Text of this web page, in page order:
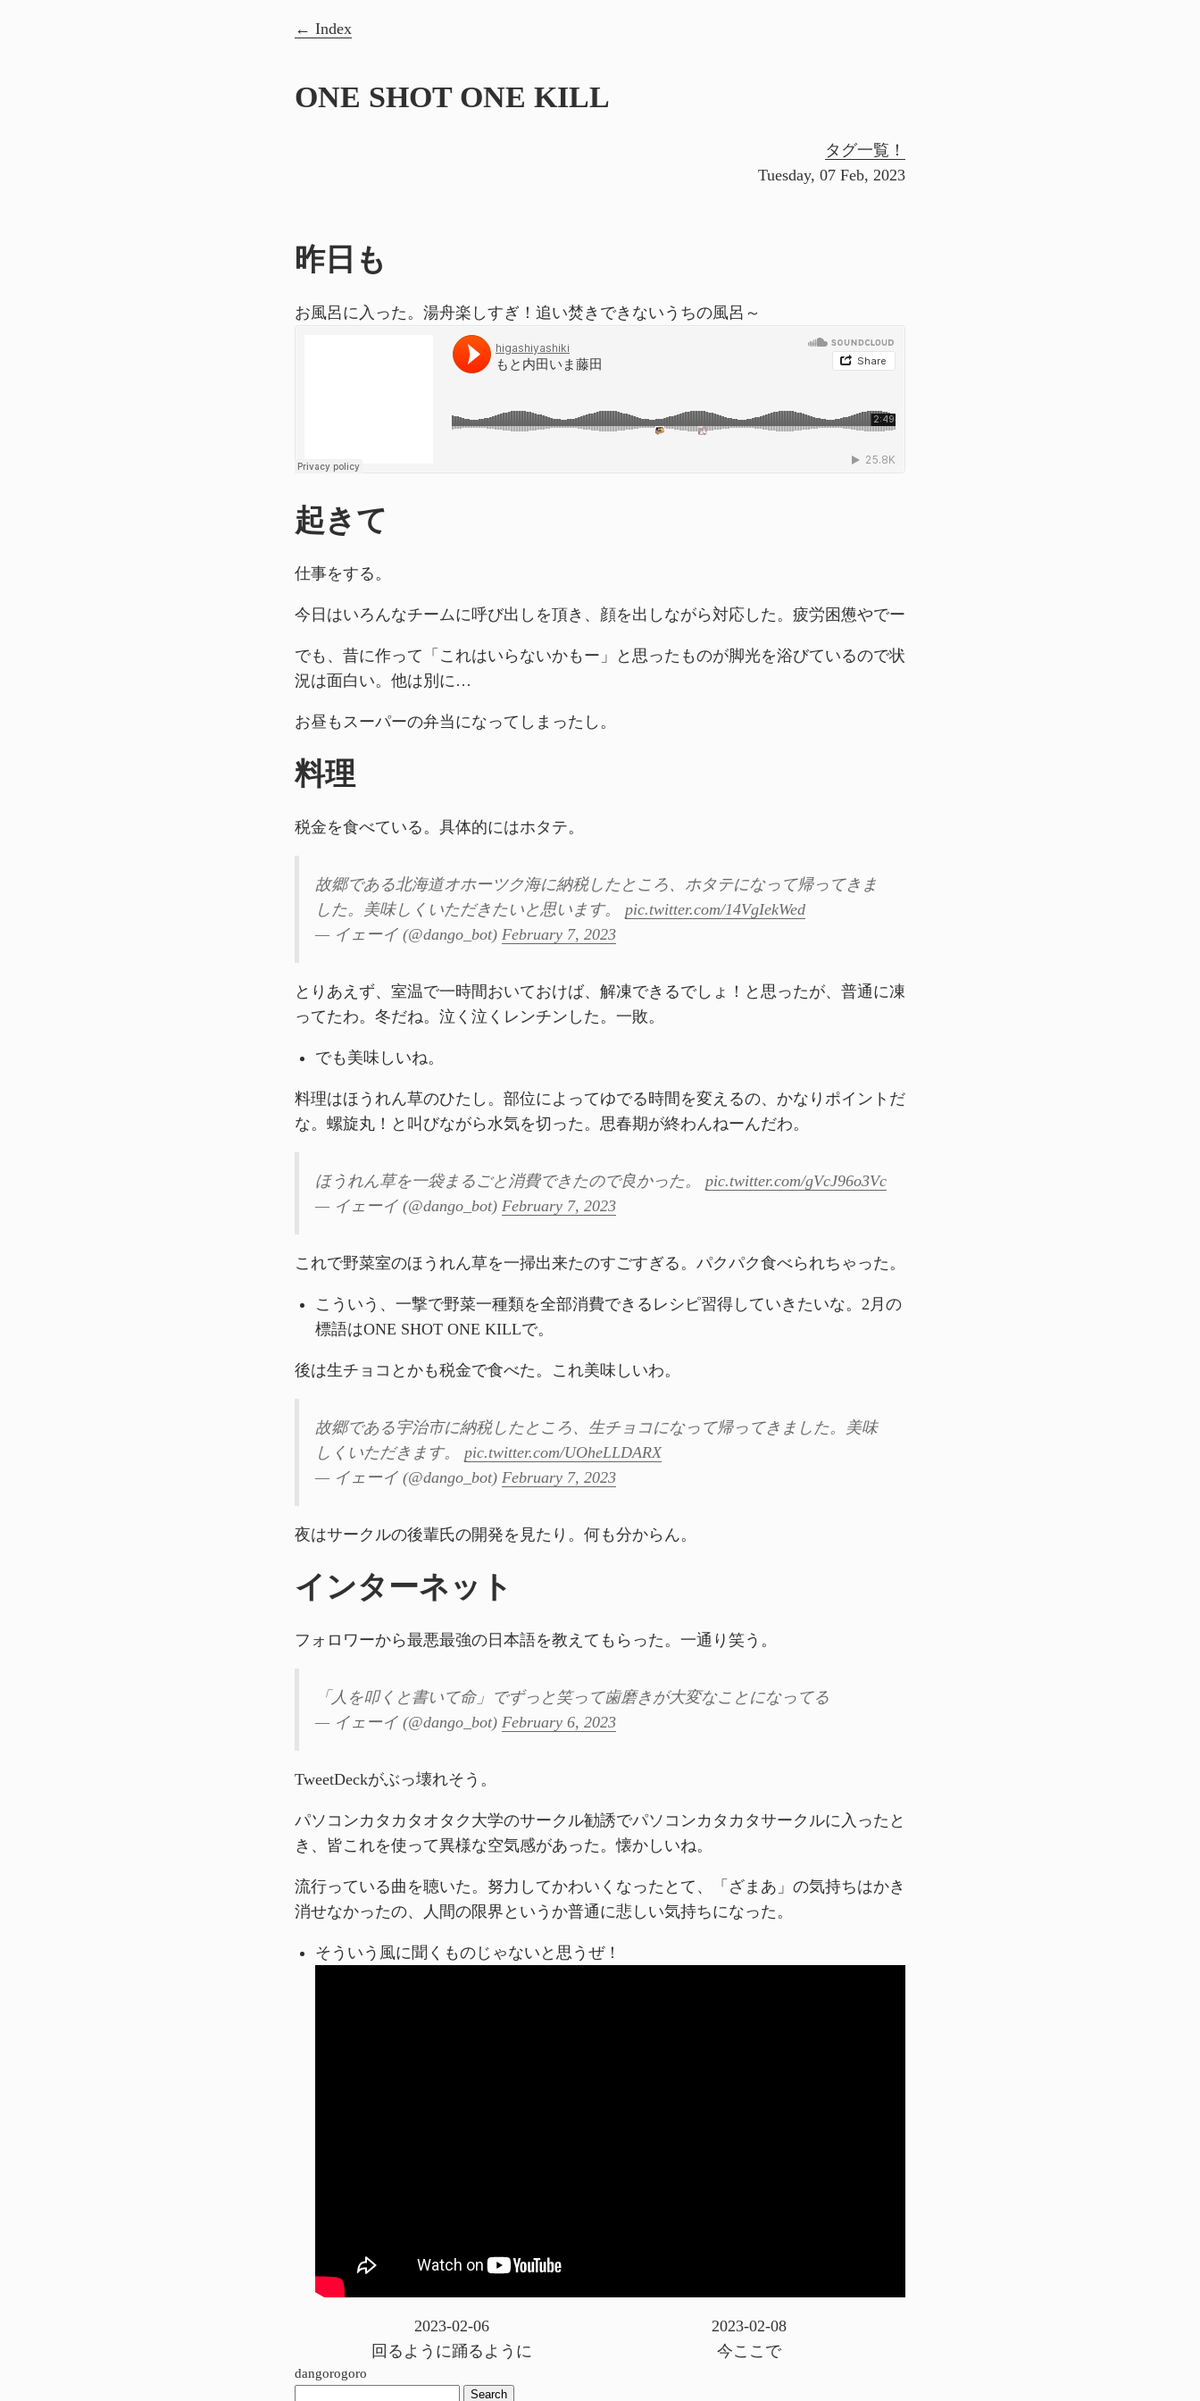
Index
ONE SHOT ONE KILL
タグ一覧！
Tuesday, 07 Feb, 2023
昨日も
お風呂に入った。湯舟楽しすぎ！追い焚きできないうちの風呂～
起きて
仕事をする。
今日はいろんなチームに呼び出しを頂き、顔を出しながら対応した。疲労困憊やでー
でも、昔に作って「これはいらないかもー」と思ったものが脚光を浴びているので状
況は面白い。他は別に…
お昼もスーパーの弁当になってしまったし。
料理
税金を食べている。具体的にはホタテ。
故郷である北海道オホーツク海に納税したところ、ホタテになって帰ってきま
した。美味しくいただきたいと思います。 pic.twitter.com/14VgIekWed
— イェーイ (@dango_bot) February 7, 2023
とりあえず、室温で一時間おいておけば、解凍できるでしょ！と思ったが、普通に凍
ってたわ。冬だね。泣く泣くレンチンした。一敗。
でも美味しいね。
料理はほうれん草のひたし。部位によってゆでる時間を変えるの、かなりポイントだ
な。螺旋丸！と叫びながら水気を切った。思春期が終わんねーんだわ。
ほうれん草を一袋まるごと消費できたので良かった。 pic.twitter.com/gVcJ96o3Vc
— イェーイ (@dango_bot) February 7, 2023
これで野菜室のほうれん草を一掃出来たのすごすぎる。パクパク食べられちゃった。
こういう、一撃で野菜一種類を全部消費できるレシピ習得していきたいな。2月の
標語はONE SHOT ONE KILLで。
後は生チョコとかも税金で食べた。これ美味しいわ。
故郷である宇治市に納税したところ、生チョコになって帰ってきました。美味
しくいただきます。 pic.twitter.com/UOheLLDARX
— イェーイ (@dango_bot) February 7, 2023
夜はサークルの後輩氏の開発を見たり。何も分からん。
インターネット
フォロワーから最悪最強の日本語を教えてもらった。一通り笑う。
「人を叩くと書いて命」でずっと笑って歯磨きが大変なことになってる
— イェーイ (@dango_bot) February 6, 2023
TweetDeckがぶっ壊れそう。
パソコンカタカタオタク大学のサークル勧誘でパソコンカタカタサークルに入ったと
き、皆これを使って異様な空気感があった。懐かしいね。
流行っている曲を聴いた。努力してかわいくなったとて、「ざまあ」の気持ちはかき
消せなかったの、人間の限界というか普通に悲しい気持ちになった。
そういう風に聞くものじゃないと思うぜ！
2023-02-06
回るように踊るように
2023-02-08
今ここで
dangorogoro